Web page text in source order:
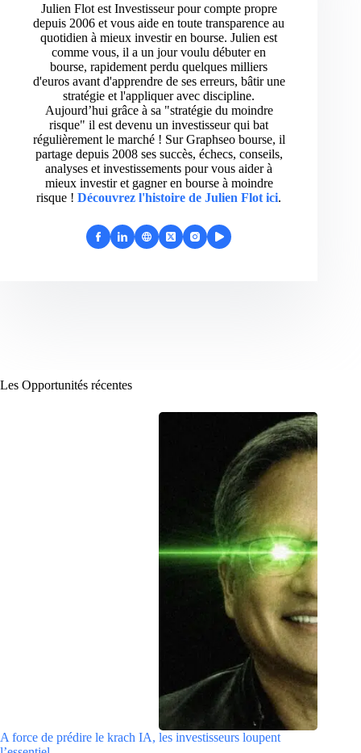
Julien Flot est Investisseur pour compte propre
depuis 2006 et vous aide en toute transparence au
quotidien à mieux investir en bourse. Julien est
comme vous, il a un jour voulu débuter en
bourse, rapidement perdu quelques milliers
d'euros avant d'apprendre de ses erreurs, bâtir une
stratégie et l'appliquer avec discipline.
Aujourd’hui grâce à sa "stratégie du moindre
risque" il est devenu un investisseur qui bat
régulièrement le marché ! Sur Graphseo bourse, il
partage depuis 2008 ses succès, échecs, conseils,
analyses et investissements pour vous aider à
mieux investir et gagner en bourse à moindre
risque ! Découvrez l'histoire de Julien Flot ici.
Les Opportunités récentes
A force de prédire le krach IA, les investisseurs loupent